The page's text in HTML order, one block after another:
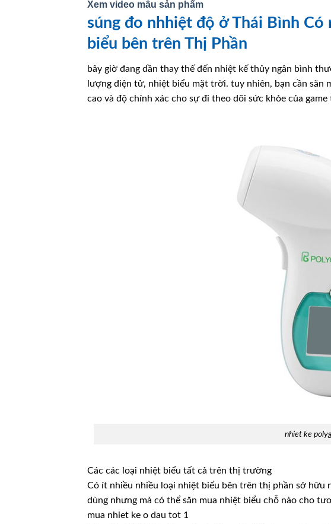
Xem video mẫu sản phẩm
súng đo nhhiệt độ ở Thái Bình
biểu bên trên Thị Phần
bây giờ đang dần thay thế đến nhiệt kế thủy ngân bình
lượng điện tử, nhiệt biểu mặt trời. tuy nhiên, bạn cần săn
cao và độ chính xác cho sự đi theo dõi sức khỏe của
nhiet ke
Các các loại nhiệt biểu tất cả trên thị trường
Có ít nhiều nhiều loại nhiệt biểu bên trên thị phần sở hữu
dùng nhưng mà có thể săn mua nhiệt biểu chỗ nào cho
mua nhiet ke o dau tot 1